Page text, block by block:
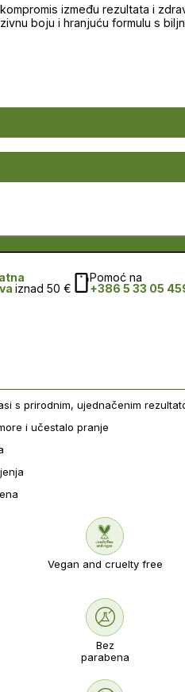
između rezultata i
boju i hranjuću formulu s
iznad 50 €
Pomoć na
+386 5 33 05
s prirodnim, ujednačenim
i učestalo pranje
Vegan and cruelty free
Bez
parabena